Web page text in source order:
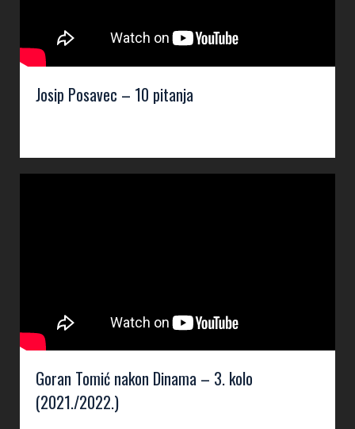
Josip Posavec – 10 pitanja
Goran Tomić nakon Dinama – 3. kolo
(2021./2022.)